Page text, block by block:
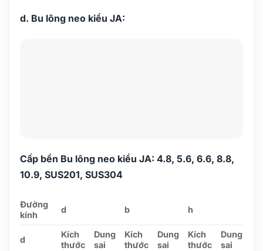
d. Bu lông neo kiểu JA:
Cấp bền Bu lông neo kiểu JA: 4.8, 5.6, 6.6, 8.8,
10.9, SUS201, SUS304
Đường
kính
d b h
d
Kích
thước
Dung
sai
Kích
thước
Dung
sai
Kích
thước
Dung
sai